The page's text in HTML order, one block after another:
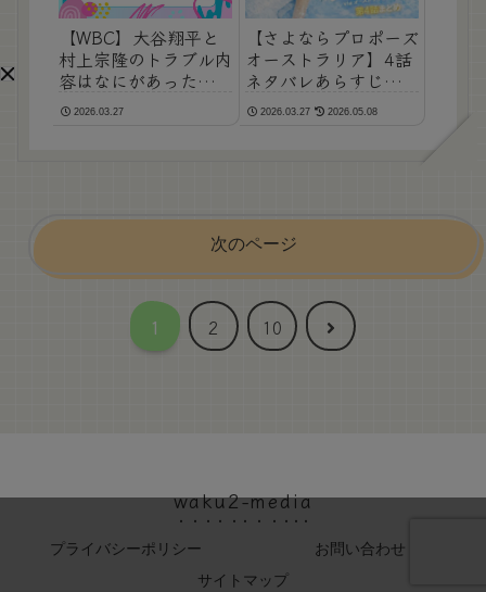
【WBC】大谷翔平と
村上宗隆のトラブル内
容はなにがあった？デ
マで作り話の可能性を
調査！
2026.03.27
【さよならプロポーズ
オーストラリア】4話
ネタバレあらすじ｜サ
チエの7年間ノートと
ケンシの覚悟崩壊＆中
2026.03.27 2026.05.08
次のページ
1 2 10
次
waku2-media
プライバシーポリシー
お問い合わせ
サイトマップ